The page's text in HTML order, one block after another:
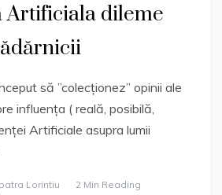
Artificiala dileme
să ”colecționez” opinii ale
influența ( reală, posibilă,
Artificiale asupra lumii
Lorintiu 2 Min Reading